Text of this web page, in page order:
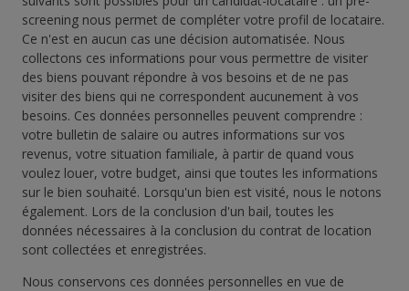
screening nous permet de compléter votre profil de locataire.
Ce n'est en aucun cas une décision automatisée. Nous
collectons ces informations pour vous permettre de visiter
des biens pouvant répondre à vos besoins et de ne pas
visiter des biens qui ne correspondent aucunement à vos
besoins. Ces données personnelles peuvent comprendre :
votre bulletin de salaire ou autres informations sur vos
revenus, votre situation familiale, à partir de quand vous
voulez louer, votre budget, ainsi que toutes les informations
sur le bien souhaité. Lorsqu'un bien est visité, nous le notons
également. Lors de la conclusion d'un bail, toutes les
données nécessaires à la conclusion du contrat de location
sont collectées et enregistrées.
Nous conservons ces données personnelles en vue de